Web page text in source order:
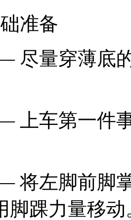
准备
尽量穿薄底
上车第一件
将左脚前脚
脚踝力量移动